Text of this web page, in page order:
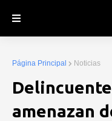
Página Principal Noticias
amenazan